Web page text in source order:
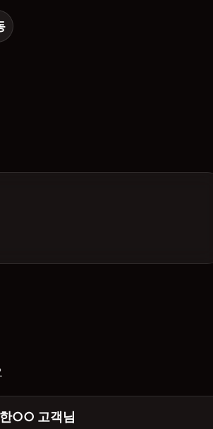
한○○ 고객님